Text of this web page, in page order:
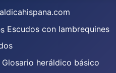
Escudos con lambrequines
Glosario heráldico básico